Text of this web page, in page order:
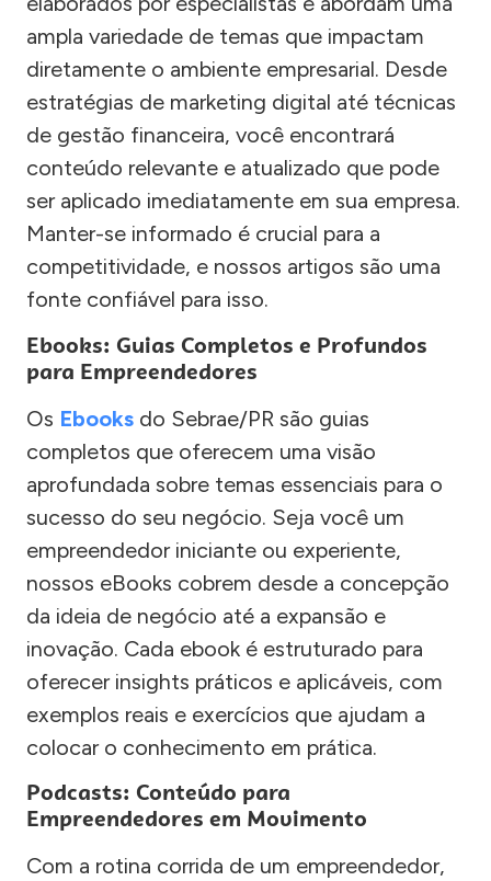
ampla variedade de temas que impactam
diretamente o ambiente empresarial. Desde
estratégias de marketing digital até técnicas
de gestão financeira, você encontrará
conteúdo relevante e atualizado que pode
ser aplicado imediatamente em sua empresa.
Manter-se informado é crucial para a
competitividade, e nossos artigos são uma
fonte confiável para isso.
Ebooks: Guias Completos e Profundos
para Empreendedores
Os Ebooks do Sebrae/PR são guias
completos que oferecem uma visão
aprofundada sobre temas essenciais para o
sucesso do seu negócio. Seja você um
empreendedor iniciante ou experiente,
nossos eBooks cobrem desde a concepção
da ideia de negócio até a expansão e
inovação. Cada ebook é estruturado para
oferecer insights práticos e aplicáveis, com
exemplos reais e exercícios que ajudam a
colocar o conhecimento em prática.
Podcasts: Conteúdo para
Empreendedores em Movimento
Com a rotina corrida de um empreendedor,